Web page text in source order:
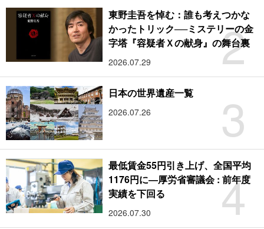
2
東野圭吾を悼む：誰も考えつかな
かったトリック──ミステリーの金
字塔『容疑者Ｘの献身』の舞台裏
2026.07.29
3
日本の世界遺産一覧
2026.07.26
4
最低賃金55円引き上げ、全国平均
1176円に―厚労省審議会 : 前年度
実績を下回る
2026.07.30